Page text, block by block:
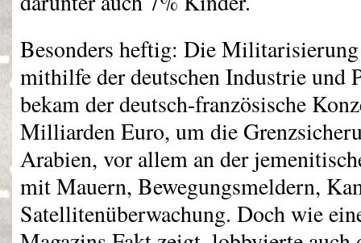
Besonders heftig: Die Militarisierung
mithilfe der deutschen Industrie und
bekam der deutsch-französische
Milliarden Euro, um die
Arabien, vor allem an der
mit Mauern, Bewegungsmeldern,
Satellitenüberwachung. Doch wie